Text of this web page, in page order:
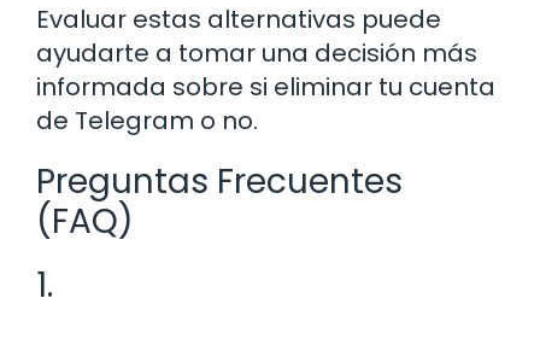
Evaluar estas alternativas puede
ayudarte a tomar una decisión más
informada sobre si eliminar tu cuenta
de Telegram o no.
Preguntas Frecuentes
(FAQ)
1.